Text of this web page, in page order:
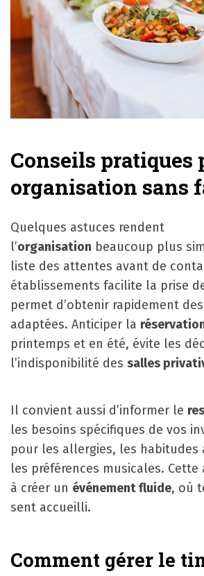
Conseils pratiques
organisation sans
Quelques astuces rendent
l’organisation beaucoup plus
liste des attentes avant de
établissements facilite la prise
permet d’obtenir rapidement
adaptées. Anticiper la
printemps et en été, évite les
l’indisponibilité des salles
Il convient aussi d’informer le
les besoins spécifiques de vos
pour les allergies, les habitudes
les préférences musicales.
à créer un événement fluide, où
sent accueilli.
Comment gérer le